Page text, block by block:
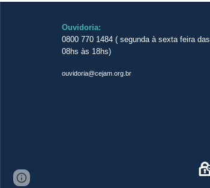
Ouvidoria:
0800 770 1484 ( segunda à sexta feira das
08hs às 18hs)
ouvidoria@cejam.org.br